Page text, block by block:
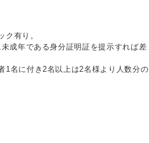
ク有り。
成年である身分証明証を提示すれば差
名に付き2名以上は2名様より人数分の